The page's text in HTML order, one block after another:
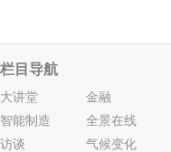
栏目导航
大讲堂 金融
智能制造
全景在线
访谈
气候变化